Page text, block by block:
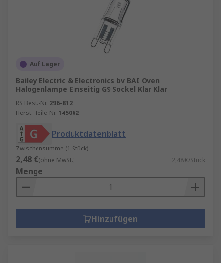
WLAN oder Smartphone steuern können,
wodurch die Effizienz durch eine bessere
Kontrolle über die Energiekosten erhöht wird.
Auf Lager
Bailey Electric & Electronics bv BAI Oven
Halogenlampe Einseitig G9 Sockel Klar Klar
RS Best.-Nr. 296-812
Herst. Teile-Nr. 145062
Produktdatenblatt
Zwischensumme (1 Stück)
2,48 €(ohne MwSt.) 2,48 €/Stück
Menge
Hinzufügen